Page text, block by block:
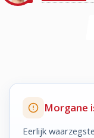
Morgane
Eerlijk